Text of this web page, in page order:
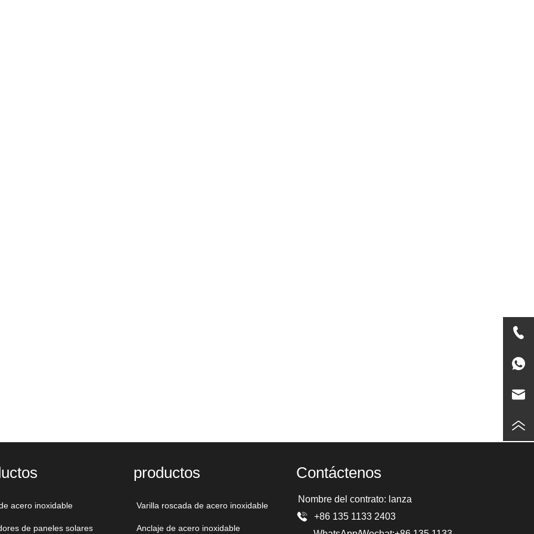
BS/GB,
acero inoxidable
de paneles solares
productos
Varilla roscada de acero inoxidable
Anclaje de acero inoxidable
Contáctenos
Nombre del contrato: lanza
+86 135 1133 2403